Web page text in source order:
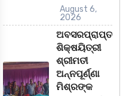
August 6,
2026
ଅବସରପ୍ରାପ୍ତ
ଶିକ୍ଷୟିତ୍ରୀ
ଶ୍ରୀମତୀ
ଅନ୍ନପୂର୍ଣ୍ଣା
ମିଶ୍ରଙ୍କ